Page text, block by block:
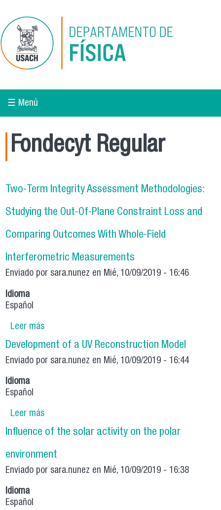
☰ Menú
Fondecyt Regular
Two-Term Integrity Assessment Methodologies:
Studying the Out-Of-Plane Constraint Loss and
Comparing Outcomes With Whole-Field
Interferometric Measurements
Enviado porsara.nunez en Mié, 10/09/2019 - 16:46
Idioma
Español
Leer mássobre Two-Term Integrity Assessment
Methodologies: Studying the Out-Of-Plane
Constraint Loss and Comparing Outcomes With
Whole-Field Interferometric Measurements
Development of a UV Reconstruction Model
Enviado porsara.nunez en Mié, 10/09/2019 - 16:44
Idioma
Español
Leer mássobre Development of a UV Reconstruction
Model
Influence of the solar activity on the polar
environment
Enviado porsara.nunez en Mié, 10/09/2019 - 16:38
Idioma
Español